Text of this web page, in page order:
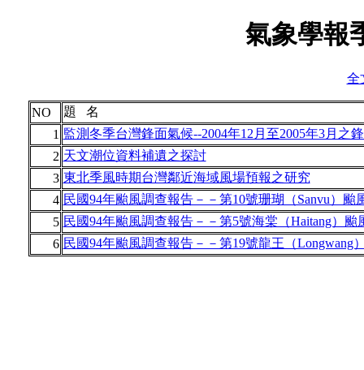
氣象學報
全
NO
題 名
1 監測冬季台灣鋒面氣候--2004年12月至2005年3月之
2 天文潮位資料補遺之探討
3 東北季風時期台灣鄰近海域風場預報之研究
4 民國94年颱風調查報告－－第10號珊瑚（Sanvu）颱
5 民國94年颱風調查報告－－第5號海棠（Haitang）颱
6 民國94年颱風調查報告－－第19號龍王（Longwang